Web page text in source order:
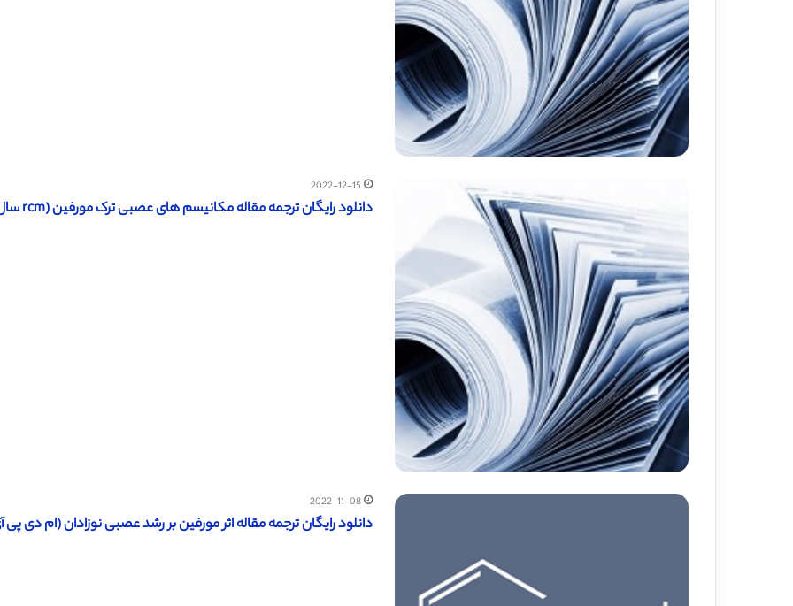
2022-12-15
دانلود رایگان ترجمه مقاله مکانیسم های عصبی ترک مورفین (rcm سال 2015)
2022-11-08
دانلود رایگان ترجمه مقاله اثر مورفین بر رشد عصبی نوزادان (ام دی پی آی